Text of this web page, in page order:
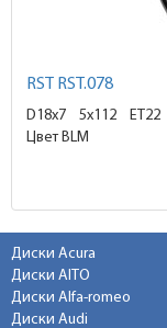
RST RST.078
D18x7 5x112 ET22
Цвет BLM
Диски Acura
Диски AITO
Диски Alfa-romeo
Диски Audi